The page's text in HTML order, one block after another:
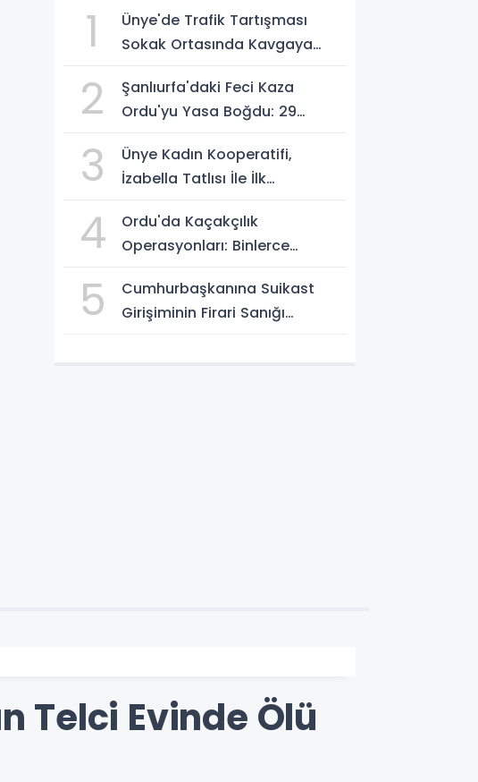
1
Ünye'de Trafik Tartışması
Sokak Ortasında Kavgaya
2
Şanlıurfa'daki Feci Kaza
Ordu'yu Yasa Boğdu: 29
Yaşamını Yitirdi
3
Ünye Kadın Kooperatifi,
İzabella Tatlısı İle İlk
Oldu!
4
Ordu'da Kaçakçılık
Operasyonları: Binlerce
Ele Geçirildi
5
Cumhurbaşkanına Suikast
Girişiminin Firari Sanığı
Telci Evinde Ölü